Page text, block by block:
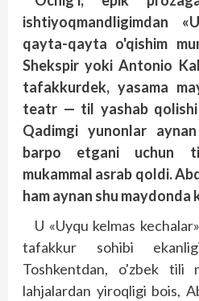
ishtiyoqmandligimdan
qayta-qayta o'qishim
Shekspir yoki Antonio
tafakkurdek, yasama
teatr — til yashab qolishi
Qadimgi yunonlar
barpo etgani uchun
mukammal asrab qoldi.
ham aynan shu maydonda
U «Uyqu kelmas
tafakkur sohibi
Toshkentdan, o'zbek tili
lahjalardan yiroqligi bois,